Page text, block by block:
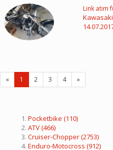
Link atim
« 1 2 3 4 »
Pocketbike (110)
ATV(466)
Cruiser-Chopper(2753)
Enduro-Motocross (912)